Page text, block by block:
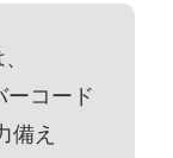
ーコード
備え